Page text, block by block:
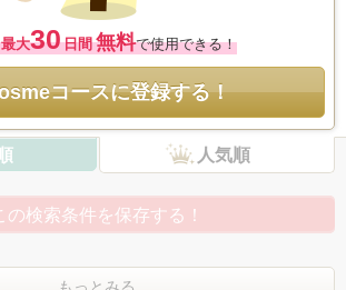
最大30日間 無料で使用できる！
コースに登録する！
人気順
の検索条件を保存する！